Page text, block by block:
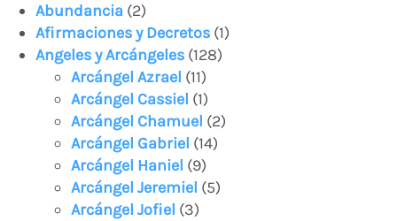
Abundancia (2)
Afirmaciones y Decretos (1)
Angeles y Arcángeles (128)
Arcángel Azrael (11)
Arcángel Cassiel (1)
Arcángel Chamuel (2)
Arcángel Gabriel (14)
Arcángel Haniel (9)
Arcángel Jeremiel (5)
Arcángel Jofiel (3)